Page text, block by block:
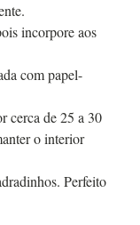
incorpore aos
com papel-
cerca de 25 a 30
o interior
Perfeito